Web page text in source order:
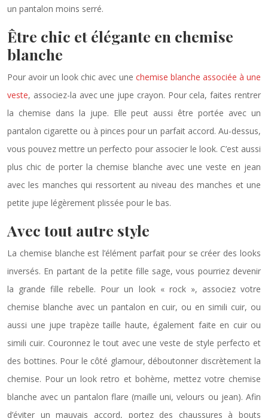
un pantalon moins serré.
Être chic et élégante en chemise
blanche
Pour avoir un look chic avec une chemise blanche associée à une
veste, associez-la avec une jupe crayon. Pour cela, faites rentrer
la chemise dans la jupe. Elle peut aussi être portée avec un
pantalon cigarette ou à pinces pour un parfait accord. Au-dessus,
vous pouvez mettre un perfecto pour associer le look. C’est aussi
plus chic de porter la chemise blanche avec une veste en jean
avec les manches qui ressortent au niveau des manches et une
petite jupe légèrement plissée pour le bas.
Avec tout autre style
La chemise blanche est l’élément parfait pour se créer des looks
inversés. En partant de la petite fille sage, vous pourriez devenir
la grande fille rebelle. Pour un look « rock », associez votre
chemise blanche avec un pantalon en cuir, ou en simili cuir, ou
aussi une jupe trapèze taille haute, également faite en cuir ou
simili cuir. Couronnez le tout avec une veste de style perfecto et
des bottines. Pour le côté glamour, déboutonner discrètement la
chemise. Pour un look retro et bohème, mettez votre chemise
blanche avec un pantalon flare (maille uni, velours ou jean). Afin
d’éviter un mauvais accord, portez des chaussures à bouts